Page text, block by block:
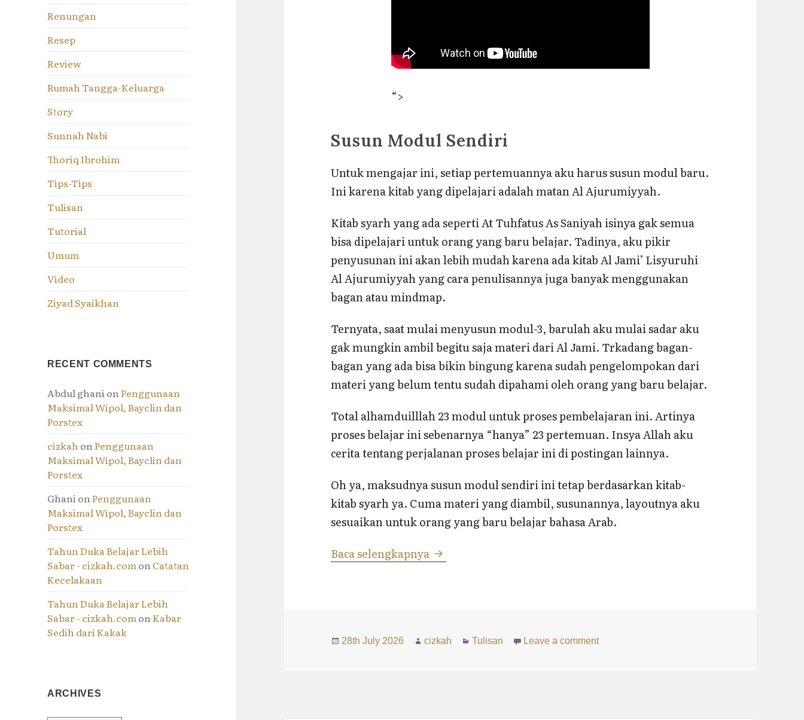
Renungan
Resep
Review
Rumah Tangga-Keluarga
Story
Sunnah Nabi
Thoriq Ibrohim
Tips-Tips
Tulisan
Tutorial
Umum
Video
Ziyad Syaikhan
RECENT COMMENTS
Abdul ghanionPenggunaan
Maksimal Wipol, Bayclin dan
Porstex
cizkahonPenggunaan
Maksimal Wipol, Bayclin dan
Porstex
GhanionPenggunaan
Maksimal Wipol, Bayclin dan
Porstex
Tahun Duka Belajar Lebih
Sabar - cizkah.comonCatatan
Kecelakaan
Tahun Duka Belajar Lebih
Sabar - cizkah.comonKabar
Sedih dari Kakak
ARCHIVES
“>
Susun Modul Sendiri
Untuk mengajar ini, setiap pertemuannya aku harus susun modul baru.
Ini karena kitab yang dipelajari adalah matan Al Ajurumiyyah.
Kitab syarh yang ada seperti At Tuhfatus As Saniyah isinya gak semua
bisa dipelajari untuk orang yang baru belajar. Tadinya, aku pikir
penyusunan ini akan lebih mudah karena ada kitab Al Jami’ Lisyuruhi
Al Ajurumiyyah yang cara penulisannya juga banyak menggunakan
bagan atau mindmap.
Ternyata, saat mulai menyusun modul-3, barulah aku mulai sadar aku
gak mungkin ambil begitu saja materi dari Al Jami. Trkadang bagan-
bagan yang ada bisa bikin bingung karena sudah pengelompokan dari
materi yang belum tentu sudah dipahami oleh orang yang baru belajar.
Total alhamduilllah 23 modul untuk proses pembelajaran ini. Artinya
proses belajar ini sebenarnya “hanya” 23 pertemuan. Insya Allah aku
cerita tentang perjalanan proses belajar ini di postingan lainnya.
Oh ya, maksudnya susun modul sendiri ini tetap berdasarkan kitab-
kitab syarh ya. Cuma materi yang diambil, susunannya, layoutnya aku
sesuaikan untuk orang yang baru belajar bahasa Arab.
Baca selengkapnya Bulan Terakhir Mengajar Bahasa Arab
Posted
28th July 2026 Author
cizkah Categories
Tulisan Leave a commenton Bulan Terakhir Mengajar Bahasa Arab